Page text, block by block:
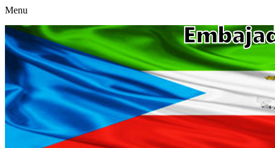
Menu